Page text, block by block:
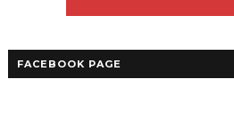
FACEBOOK PAGE